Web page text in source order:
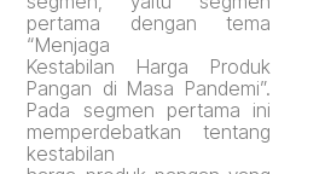
pertama dengan tema
“Menjaga
Kestabilan Harga Produk
Pangan di Masa Pandemi”.
Pada segmen pertama ini
memperdebatkan tentang
kestabilan